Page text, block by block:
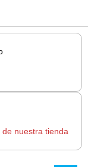
nuestra tienda